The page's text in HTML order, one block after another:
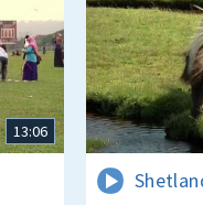
13:06